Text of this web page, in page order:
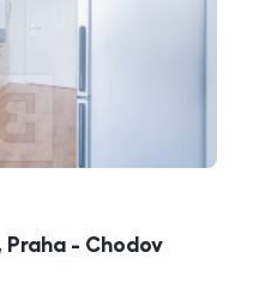
Praha - Chodov